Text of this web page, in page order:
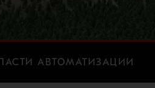
АВТОМАТИЗАЦИИ